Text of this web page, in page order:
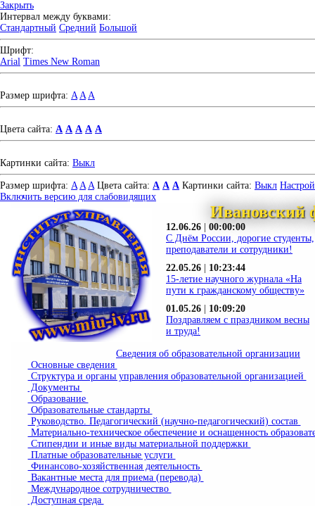
Закрыть
Интервал между буквами:
Стандартный Средний Большой
Шрифт:
Arial Times New Roman
Размер шрифта: A A A
Цвета сайта: A A A A A
Картинки сайта: Выкл
Размер шрифта: A A A Цвета сайта: A A A Картинки сайта: Выкл
Включить версию для слабовидящих
Ивановский
12.06.26
00:00:00
С Днём России, дорогие студенты,
преподаватели и сотрудники!
22.05.26
10:23:44
15-летие научного журнала «На
пути к гражданскому обществу»
01.05.26
10:09:20
Поздравляем с праздником весны
и труда!
Сведения об образовательной организации
Основные сведения
Структура и органы управления образовательной организацией
Документы
Образование
Образовательные стандарты
Руководство. Педагогический (научно-педагогический) состав
Материально-техническое обеспечение и оснащенность
Стипендии и иные виды материальной поддержки
Платные образовательные услуги
Финансово-хозяйственная деятельность
Вакантные места для приема (перевода)
Международное сотрудничество
Доступная среда